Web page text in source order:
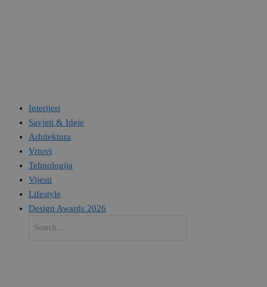
Interijeri
Savjeti & Ideje
Arhitektura
Vrtovi
Tehnologija
Vijesti
Lifestyle
Design Awards 2026
for: